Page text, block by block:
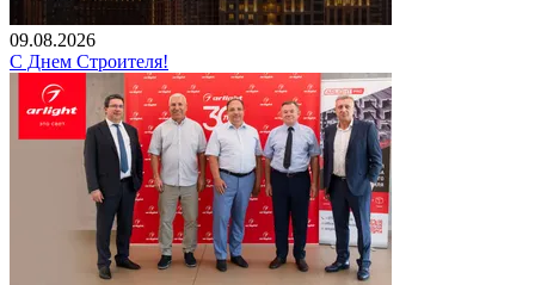
09.08.2026
С Днем Строителя!